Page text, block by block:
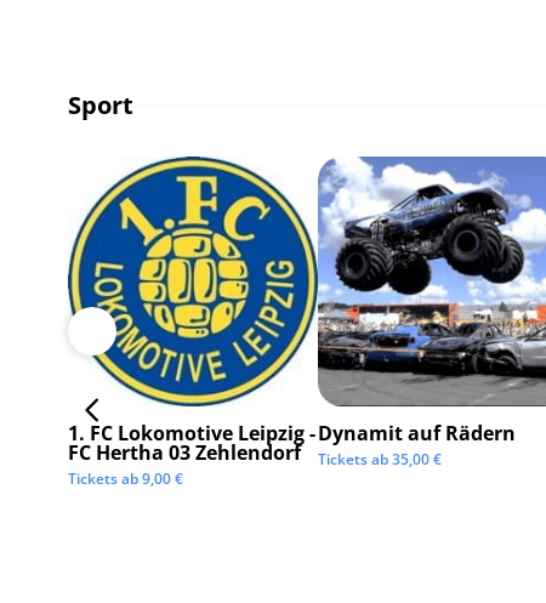
Sport
1. FC Lokomotive Leipzig -
FC Hertha 03 Zehlendorf
Tickets ab9,00€
Dynamit auf Rädern
Tickets ab35,00€